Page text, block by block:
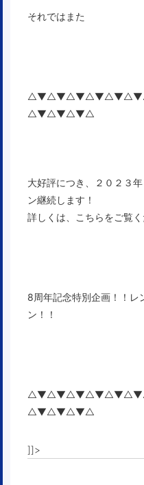
それではまた
△▼△▼△▼△
大好評につき、２０２３
ン継続します！
詳しくは、こちらをご覧
8周年記念特別企画！！レ
ン！！
△▼△▼△▼△
]]>